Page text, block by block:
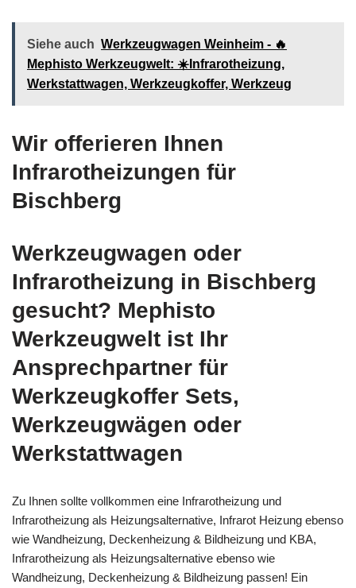
Siehe auch Werkzeugwagen Weinheim - 🔥
Mephisto Werkzeugwelt: ☀️Infrarotheizung,
Werkstattwagen, Werkzeugkoffer, Werkzeug
Wir offerieren Ihnen
Infrarotheizungen für
Bischberg
Werkzeugwagen oder
Infrarotheizung in Bischberg
gesucht? Mephisto
Werkzeugwelt ist Ihr
Ansprechpartner für
Werkzeugkoffer Sets,
Werkzeugwägen oder
Werkstattwagen
Zu Ihnen sollte vollkommen eine Infrarotheizung und
Infrarotheizung als Heizungsalternative, Infrarot Heizung ebenso
wie Wandheizung, Deckenheizung & Bildheizung und KBA,
Infrarotheizung als Heizungsalternative ebenso wie
Wandheizung, Deckenheizung & Bildheizung passen! Ein